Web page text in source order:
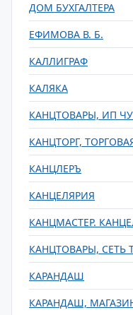
ДОМ БУХГАЛТЕРА
ЕФИМОВА В. Б.
КАЛЛИГРАФ
КАЛЯКА
КАНЦТОВАРЫ, ИП
КАНЦТОРГ,
КАНЦЛЕРЪ
КАНЦЕЛЯРИЯ
КАНЦМАСТЕР.
КАНЦТОВАРЫ, СЕТЬ
КАРАНДАШ
КАРАНДАШ,